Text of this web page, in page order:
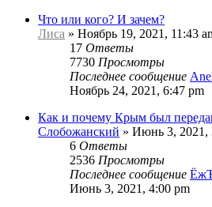
Что или кого? И зачем?
Лиса » Ноябрь 19, 2021, 11:43
17 Ответы
7730 Просмотры
Последнее сообщение
Ноябрь 24, 2021, 6:47 pm
Как и почему Крым был
Слобожанский » Июнь 3, 2021,
6 Ответы
2536 Просмотры
Последнее сообщение
Июнь 3, 2021, 4:00 pm